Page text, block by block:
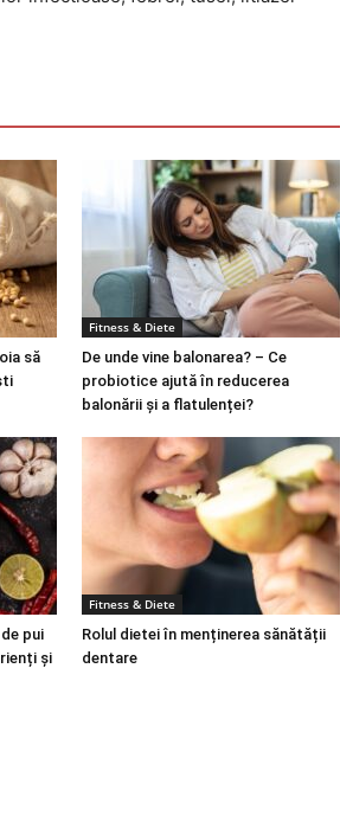
să
Fitness & Diete
De unde vine balonarea? – Ce
probiotice ajută în reducerea
balonării și a flatulenței?
pui
și
Fitness & Diete
Rolul dietei în menținerea sănătății
dentare